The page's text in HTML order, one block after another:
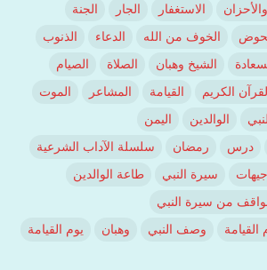
الاستغفار الجار
الجنة
الخوف من الله الدعاء
الذنوب
الشيخ وهبان الصلاة
الصيام
الكريم القيامة المشاعر
الموت
الوالدين
اليمن
درس رمضان
سلسلة الآداب الشرعية
سيرة النبي
طاعة الوالدين
من سيرة النبي
وصف النبي وهبان يوم القيامة